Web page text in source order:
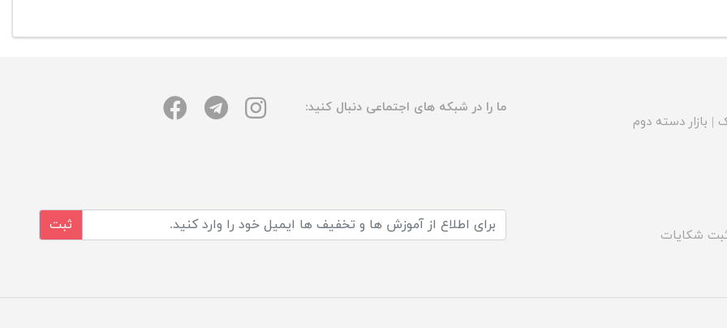
| بازار دسته دوم
ما را در شبکه های اجتماعی دنبال کنید:
شکایات
ثبت